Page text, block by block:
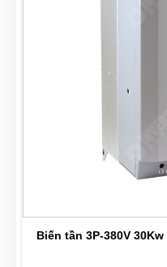
Biến tần 3P-380V 30Kw